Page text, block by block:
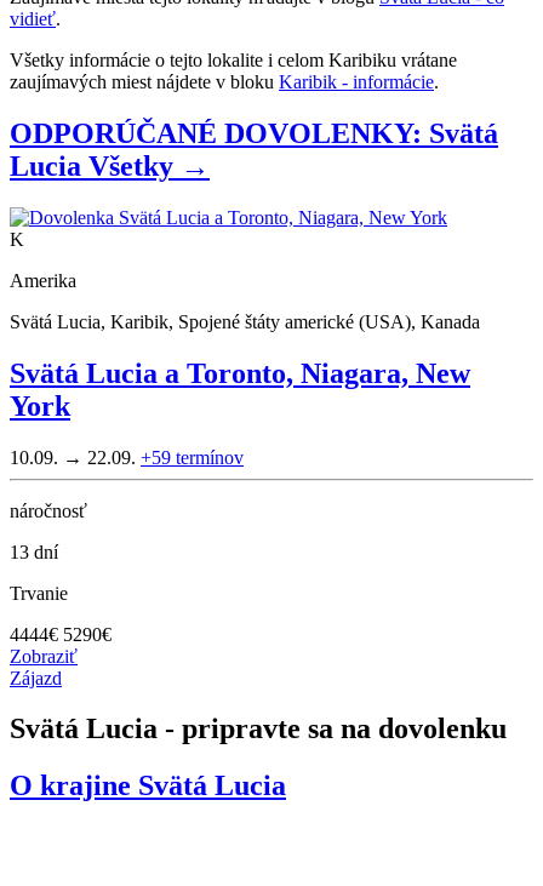
vidieť.
Všetky informácie o tejto lokalite i celom Karibiku vrátane
zaujímavých miest nájdete v bloku Karibik - informácie.
ODPORÚČANÉ DOVOLENKY: Svätá
Lucia Všetky →
K
Amerika
Svätá Lucia, Karibik, Spojené štáty americké (USA), Kanada
Svätá Lucia a Toronto, Niagara, New
York
10.09. → 22.09. +59 termínov
náročnosť
13 dní
Trvanie
4444€ 5290€
Zobraziť
Zájazd
Svätá Lucia - pripravte sa na dovolenku
O krajine Svätá Lucia